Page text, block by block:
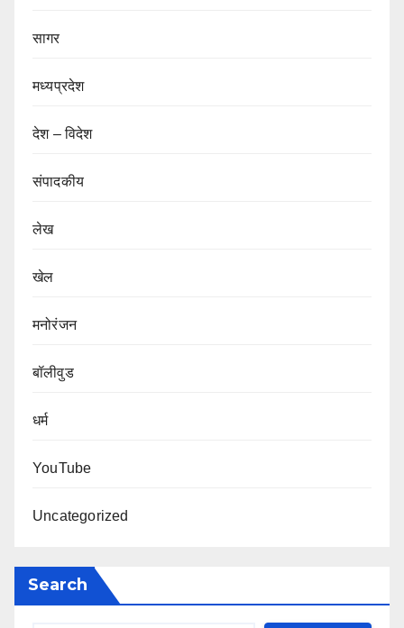
सागर
मध्यप्रदेश
देश – विदेश
संपादकीय
लेख
खेल
मनोरंजन
बॉलीवुड
धर्म
YouTube
Uncategorized
Search